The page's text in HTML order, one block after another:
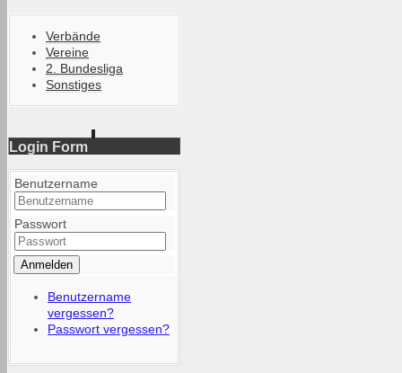
Verbände
Vereine
2. Bundesliga
Sonstiges
Login Form
Benutzername
Passwort
Anmelden
Benutzername
vergessen?
Passwort vergessen?